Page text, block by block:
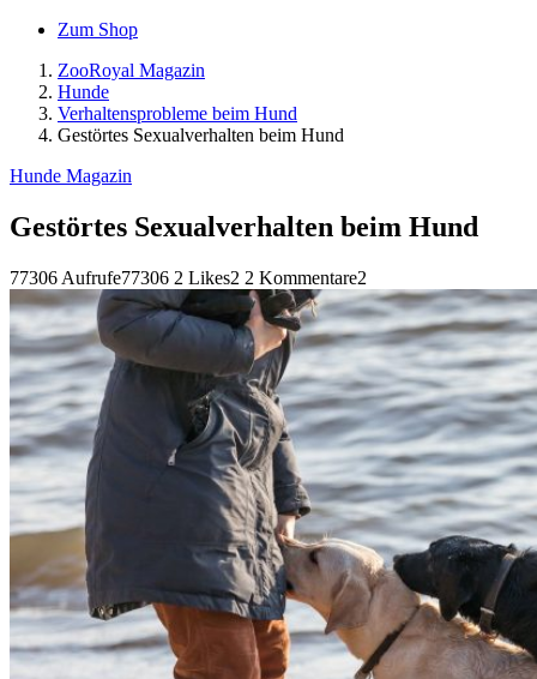
Zum Shop
ZooRoyal Magazin
Hunde
Verhaltensprobleme beim Hund
Gestörtes Sexualverhalten beim Hund
Hunde Magazin
Gestörtes Sexualverhalten beim Hund
77306 Aufrufe77306 2 Likes2 2 Kommentare2